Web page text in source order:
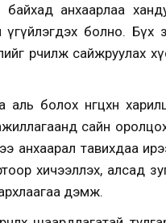
анхаарлаа
болно. Бүх
өөрчилж сайжруулах
болох өнгөцхөн
сайн оролцох нь
анхаарал тавихдаа
хичээллэх, алсад
дэмж.